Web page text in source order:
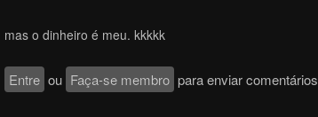
mas o dinheiro é meu. kkkkk
Entre ou Faça-se membro para enviar comentários